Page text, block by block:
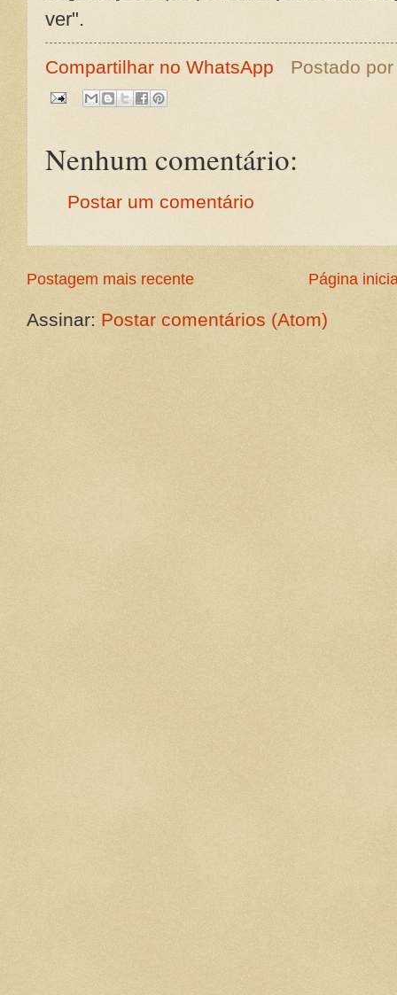
ver".
Compartilhar no WhatsApp Postado
Nenhum comentário:
Postar um comentário
Postagem mais recente Página
Assinar: Postar comentários (Atom)